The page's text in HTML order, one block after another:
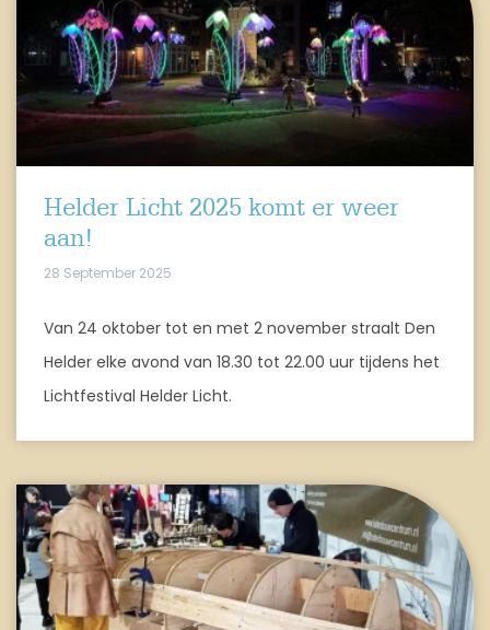
Helder Licht 2025 komt er weer
aan!
28 September 2025
Van 24 oktober tot en met 2 november straalt Den
Helder elke avond van 18.30 tot 22.00 uur tijdens het
Lichtfestival Helder Licht.